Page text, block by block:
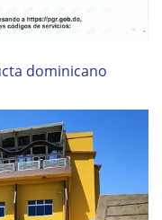
dominicano